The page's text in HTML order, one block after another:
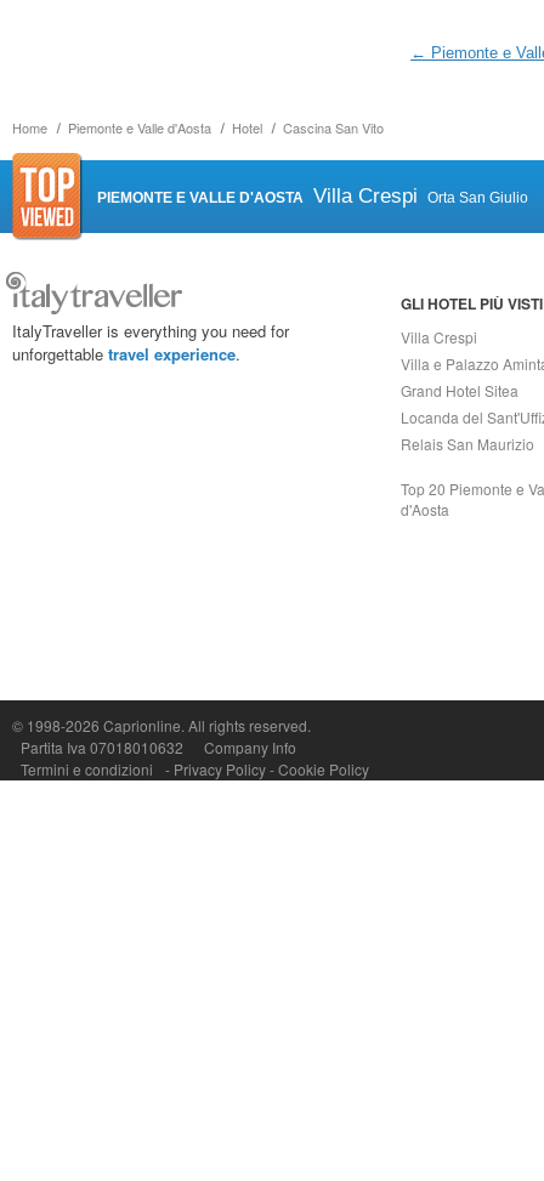
Home Piemonte e Valle d'Aosta Hotel Cascina San Vito
← Piemonte e
PIEMONTE E VALLE D'AOSTA Villa Crespi Orta San Giulio
ItalyTraveller is everything you need for
unforgettable travel experience.
GLI HOTEL PIÙ VISTI
Villa Crespi
Villa e Palazzo
Grand Hotel Sitea
Locanda del
Relais San Maurizio
Top 20 Piemonte e
d'Aosta
© 1998-2026 Caprionline. All rights reserved.
Partita Iva 07018010632
Company Info
Termini e condizioni
- Privacy Policy-Cookie Policy
Capri On Line Srl, Via Le Botteghe 10a - 80073 CAPRI (NA) Italy
P.Iva, C.F. e n.Reg.Imprese Napoli: 07018010632 - Rea n.557643